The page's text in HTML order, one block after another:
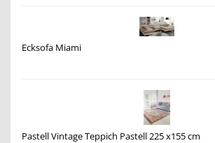
Ecksofa Miami
Pastell Vintage Teppich Pastell 225 x155 cm